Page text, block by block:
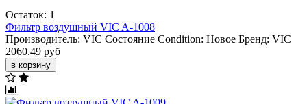
Остаток: 1
Фильтр воздушный VIC A-1008
Производитель: VIC Состояние Condition: Новое Бренд: VIC
2060.49 руб
в корзину